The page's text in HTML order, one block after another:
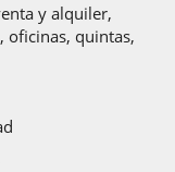
y alquiler,
oficinas, quintas,